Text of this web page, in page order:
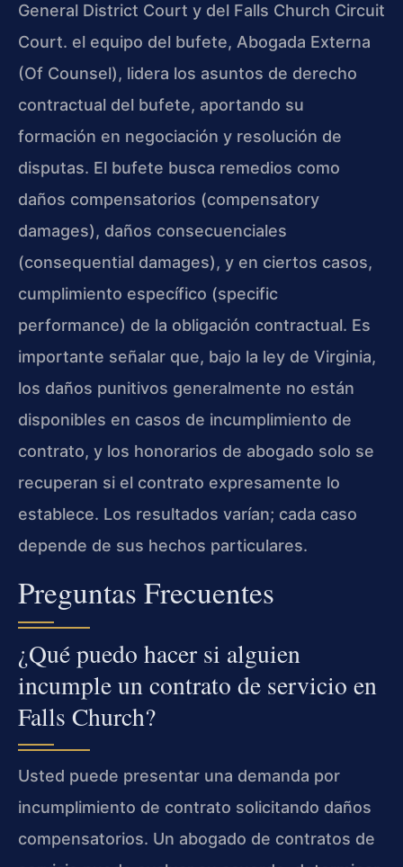
General District Court y del Falls Church Circuit
Court. el equipo del bufete, Abogada Externa
(Of Counsel), lidera los asuntos de derecho
contractual del bufete, aportando su
formación en negociación y resolución de
disputas. El bufete busca remedios como
daños compensatorios (compensatory
damages), daños consecuenciales
(consequential damages), y en ciertos casos,
cumplimiento específico (specific
performance) de la obligación contractual. Es
importante señalar que, bajo la ley de Virginia,
los daños punitivos generalmente no están
disponibles en casos de incumplimiento de
contrato, y los honorarios de abogado solo se
recuperan si el contrato expresamente lo
establece. Los resultados varían; cada caso
depende de sus hechos particulares.
Preguntas Frecuentes
¿Qué puedo hacer si alguien
incumple un contrato de servicio en
Falls Church?
Usted puede presentar una demanda por
incumplimiento de contrato solicitando daños
compensatorios. Un abogado de contratos de